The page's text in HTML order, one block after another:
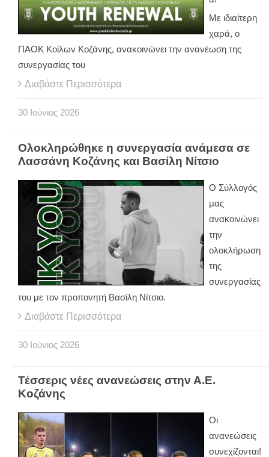
Με ιδιαίτερη
χαρά, ο
ΠΑΟΚ Κοίλων Κοζάνης, ανακοινώνει την ανανέωση της
συνεργασίας του
Διαβάστε Περισσότερα
30 Ιούνιος 2026
Ολοκληρώθηκε η συνεργασία ανάμεσα σε
Λασσάνη Κοζάνης και Βασίλη Νίτσιο
Ο Σύλλογός
μας
ανακοινώνει
την
ολοκλήρωση
της
συνεργασίας
του με τον προπονητή Βασίλη Νίτσιο.
Διαβάστε Περισσότερα
30 Ιούνιος 2026
Τέσσερις νέες ανανεώσεις στην Α.Ε.
Κοζάνης
Οι
ανανεώσεις
συνεχίζονται!